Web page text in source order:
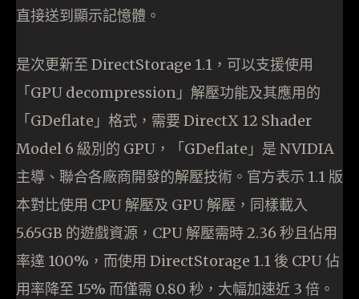
直接送到顯示記憶體。
是次更新至 DirectStorage 1.1，可以支援使用
「GPU decompression」解壓功能及其應用的
「GDeflate」格式，需要 DirectX 12 Shader
Model 6 級別的 GPU，「GDeflate」是 NVIDIA
主導、聯合各廠商開發的解壓技術。官方表示 1.1 版
本對比使用 CPU 解壓及 GPU 解壓，同樣載入
5.65GB 的遊戲資源，CPU 解壓需時 2.36 秒且佔用
率達 100%，而使用 DirectStorage 1.1 後 CPU 佔
用率降至 15% 而僅需 0.80 秒，大幅加速近 3 倍。